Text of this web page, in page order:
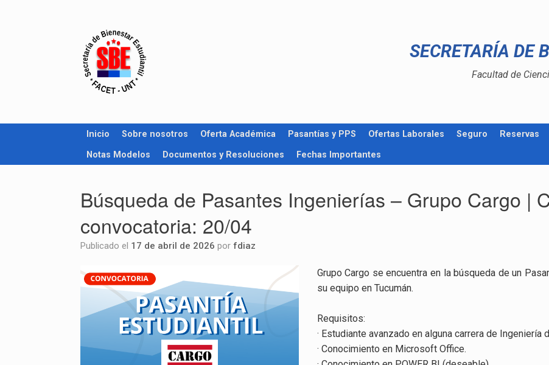
SECRETARÍA DE
Facultad de
Inicio Sobre nosotros Oferta Académica Pasantías y PPS Ofertas Laborales Seguro Reservas
Notas Modelos Documentos y Resoluciones Fechas Importantes
Búsqueda de Pasantes Ingenierías – Grupo Cargo |
convocatoria: 20/04
Publicado el 17 de abril de 2026 por fdiaz
Grupo Cargo se encuentra en la búsqueda de un
su equipo en Tucumán.
Requisitos:
· Estudiante avanzado en alguna carrera de Ingeniería
· Conocimiento en Microsoft Office.